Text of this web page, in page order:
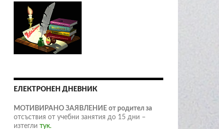
ЕЛЕКТРОНЕН ДНЕВНИК
МОТИВИРАНО ЗАЯВЛЕНИЕ от родител за
отсъствия от учебни занятия до 15 дни –
изтегли тук.